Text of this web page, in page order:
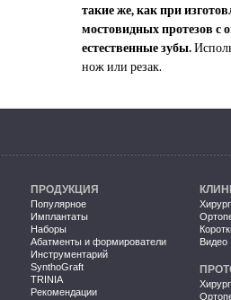
такие же, как при
мостовидных протезов с
естественные зубы.
нож или резак.
ПРОДУКЦИЯ
Популярное
Имплантаты
Наборы
Абатменты и формирователи
Инструментарий
SynthoGraft
TRINIA
Рекомендации
Видео